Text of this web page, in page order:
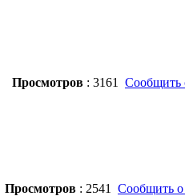
Просмотров : 3161
Сообщить
Просмотров : 2541
Сообщить о